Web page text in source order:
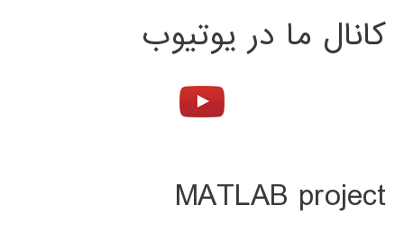
کانال ما در یوتیوب
MATLAB project